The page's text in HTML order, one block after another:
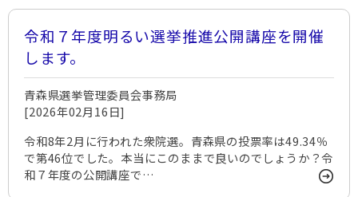
令和７年度明るい選挙推進公開講座を開催
します。
青森県選挙管理委員会事務局
[2026年02月16日]
令和8年2月に行われた衆院選。青森県の投票率は49.34％
で第46位でした。本当にこのままで良いのでしょうか？令
和７年度の公開講座で…